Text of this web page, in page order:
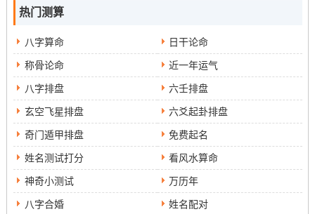
热门测算
八字算命 日干论命
称骨论命 近一年运气
八字排盘 六壬排盘
玄空飞星排盘 六爻起卦排盘
奇门遁甲排盘 免费起名
姓名测试打分 看风水算命
神奇小测试 万历年
八字合婚 姓名配对